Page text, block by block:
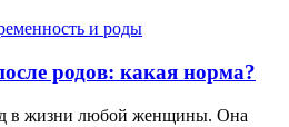
и роды
родов: какая норма?
в жизни любой женщины. Она